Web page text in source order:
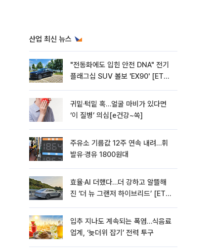
산업 최신 뉴스
"전동화에도 입힌 안전 DNA" 전기
플래그십 SUV 볼보 'EX90' [ET의
귀밑·턱밑 혹…얼굴 마비가 있다면
‘이 질병’ 의심[e건강~쏙]
주유소 기름값 12주 연속 내려…휘
발유·경유 1800원대
효율·AI 더했다…더 강하고 알뜰해
진 ‘더 뉴 그랜저 하이브리드’ [ET의
입추 지나도 계속되는 폭염…식음료
업계, ‘늦더위 잡기’ 전력 투구